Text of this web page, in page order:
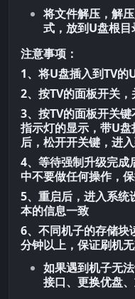
将文件解压，解
式，放到U盘根目
注意事项：
1、将U盘插入到TV的
2、按TV的面板开关
3、按TV的面板开关
指示灯的显示，带U
后，松开开关键，进
4、等待强制升级完成
中不要做任何操作，
5、重启后，进入系统
本的信息一致
6、不同机子的存储块
分钟以上，保证刷机
如果遇到机子无
接口、更换优盘